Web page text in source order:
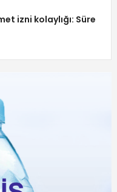
izni kolaylığı: Süre